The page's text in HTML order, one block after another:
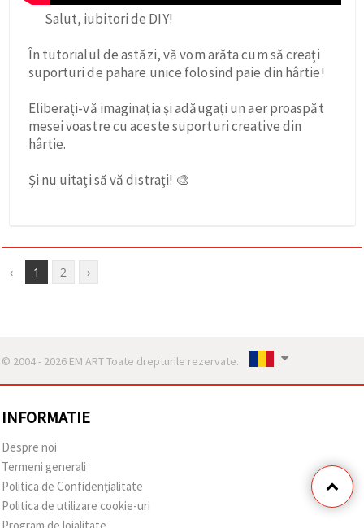
Salut, iubitori de DIY!
În tutorialul de astăzi, vă vom arăta cum să creați
suporturi de pahare unice folosind paie din hârtie!
Eliberați-vă imaginația și adăugați un aer proaspăt
mesei voastre cu aceste suporturi creative din
hârtie.
Și nu uitați să vă distrați! 🎨
‹ 1 2 ›
© 2004 - 2026 EM ART Toate drepturile rezervate..
INFORMATIE
Despre noi
Termeni generali
Politica de Confidențialitate
Politica de utilizare cookie-uri
Program de loialitate